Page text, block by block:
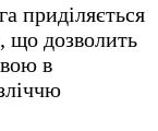
приділяється
що дозволить
в